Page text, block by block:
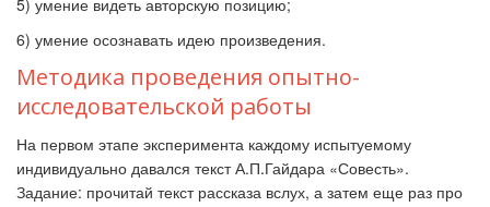
5) умение видеть авторскую позицию;
6) умение осознавать идею произведения.
Методика проведения опытно-
исследовательской работы
На первом этапе эксперимента каждому испытуемому
индивидуально давался текст А.П.Гайдара «Совесть».
Задание: прочитай текст рассказа вслух, а затем еще раз про